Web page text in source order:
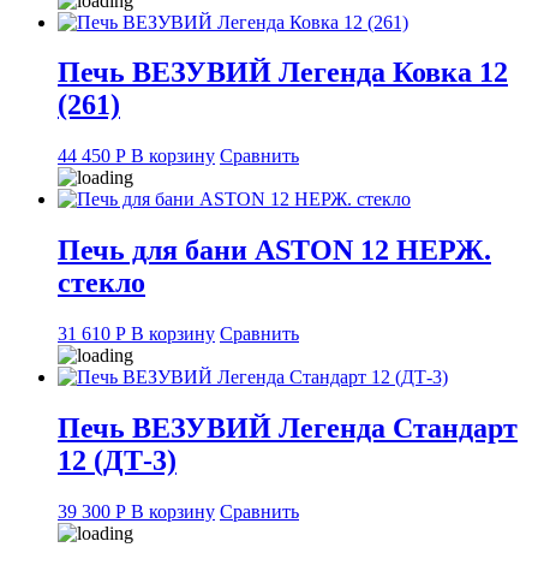
Печь ВЕЗУВИЙ Легенда Ковка 12
(261)
44 450 Р В корзину Сравнить
Печь для бани ASTON 12 НЕРЖ.
стекло
31 610 Р В корзину Сравнить
Печь ВЕЗУВИЙ Легенда Стандарт
12 (ДТ-3)
39 300 Р В корзину Сравнить